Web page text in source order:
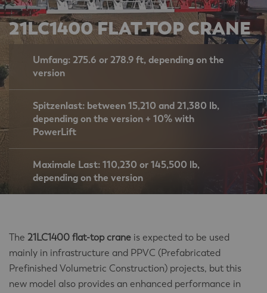
21LC1400 FLAT-TOP CRANE
Umfang: 275.6 or 278.9 ft, depending on the
version
Spitzenlast: between 15,210 and 21,380 lb,
depending on the version + 10% with
PowerLift
Maximale Last: 110,230 or 145,500 lb,
depending on the version
The 21LC1400 flat-top crane is expected to be used
mainly in infrastructure and PPVC (Prefabricated
Prefinished Volumetric Construction) projects, but this
new model also provides an enhanced performance in